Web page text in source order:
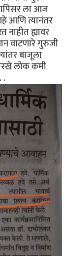
ला आज
आणि त्यानंतर
ह्यावर
वाटणारे गुरुजी
बाजूला
लोक कमी
.